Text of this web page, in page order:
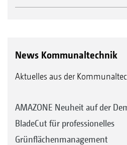
News Kommunaltechnik
Aktuelles aus der
AMAZONE Neuheit auf der
BladeCut für professionelles
Grünflächenmanagement